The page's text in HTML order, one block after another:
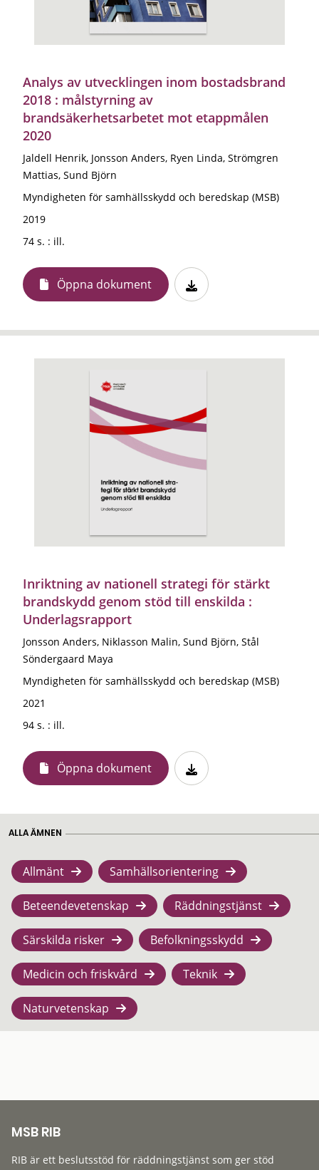
Analys av utvecklingen inom bostadsbrand
2018 : målstyrning av
brandsäkerhetsarbetet mot etappmålen
2020
Jaldell Henrik, Jonsson Anders, Ryen Linda, Strömgren
Mattias, Sund Björn
Myndigheten för samhällsskydd och beredskap (MSB)
2019
74 s. : ill.
Öppna dokument
Inriktning av nationell strategi för stärkt
brandskydd genom stöd till enskilda :
Underlagsrapport
Jonsson Anders, Niklasson Malin, Sund Björn, Stål
Söndergaard Maya
Myndigheten för samhällsskydd och beredskap (MSB)
2021
94 s. : ill.
Öppna dokument
ALLA ÄMNEN
Allmänt Samhällsorientering
Beteendevetenskap Räddningstjänst
Särskilda risker Befolkningsskydd
Medicin och friskvård Teknik
Naturvetenskap
MSB RIB
RIB är ett beslutsstöd för räddningstjänst som ger stöd